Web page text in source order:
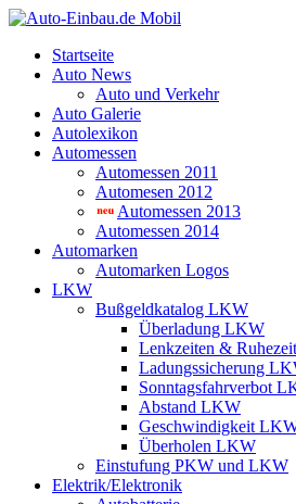
Startseite
Auto News
Auto und Verkehr
Auto Galerie
Autolexikon
Automessen
Automessen 2011
Automesen 2012
Automessen 2013
Automessen 2014
Automarken
Automarken Logos
LKW
Bußgeldkatalog LKW
Überladung LKW
Lenkzeiten &
Ladungssicherung
Sonntagsfahrverbot
Abstand LKW
Geschwindigkeit
Überholen LKW
Einstufung PKW und LKW
Elektrik/Elektronik